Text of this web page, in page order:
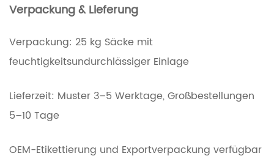
Verpackung & Lieferung
Verpackung: 25 kg Säcke mit
feuchtigkeitsundurchlässiger Einlage
Lieferzeit: Muster 3–5 Werktage, Großbestellungen
5–10 Tage
OEM-Etikettierung und Exportverpackung verfügbar